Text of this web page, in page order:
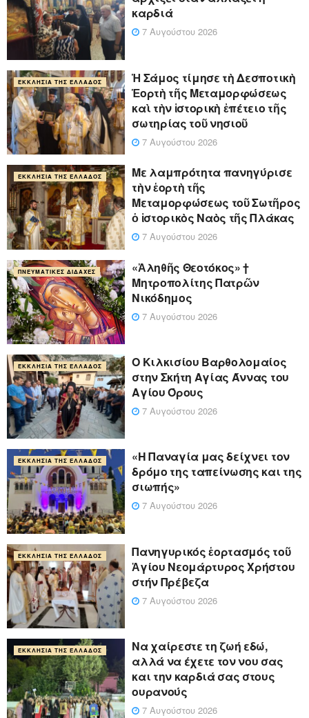
καρδιά
7 Αυγούστου 2026
ΕΚΚΛΗΣΊΑ ΤΗΣ ΕΛΛΆΔΟΣ
Ἡ Σάμος τίμησε τὴ Δεσποτικὴ
Ἑορτὴ τῆς Μεταμορφώσεως
καὶ τὴν ἱστορικὴ ἐπέτειο τῆς
σωτηρίας τοῦ νησιοῦ
7 Αυγούστου 2026
ΕΚΚΛΗΣΊΑ ΤΗΣ ΕΛΛΆΔΟΣ
Με λαμπρότητα πανηγύρισε
τὴν ἑορτὴ τῆς
Μεταμορφώσεως τοῦ Σωτῆρος
ὁ ἱστορικὸς Ναὸς τῆς Πλάκας
7 Αυγούστου 2026
ΠΝΕΥΜΑΤΙΚΈΣ ΔΙΔΑΧΈΣ
«Ἀληθῆς Θεοτόκος» †
Μητροπολίτης Πατρῶν
Νικόδημος
7 Αυγούστου 2026
ΕΚΚΛΗΣΊΑ ΤΗΣ ΕΛΛΆΔΟΣ
Ο Κιλκισίου Βαρθολομαίος
στην Σκήτη Αγίας Άννας του
Αγίου Όρους
7 Αυγούστου 2026
ΕΚΚΛΗΣΊΑ ΤΗΣ ΕΛΛΆΔΟΣ
«Η Παναγία μας δείχνει τον
δρόμο της ταπείνωσης και της
σιωπής»
7 Αυγούστου 2026
ΕΚΚΛΗΣΊΑ ΤΗΣ ΕΛΛΆΔΟΣ
Πανηγυρικός ἑορτασμός τοῦ
Ἁγίου Νεομάρτυρος Χρήστου
στήν Πρέβεζα
7 Αυγούστου 2026
ΕΚΚΛΗΣΊΑ ΤΗΣ ΕΛΛΆΔΟΣ
Να χαίρεστε τη ζωή εδώ,
αλλά να έχετε τον νου σας
και την καρδιά σας στους
ουρανούς
7 Αυγούστου 2026